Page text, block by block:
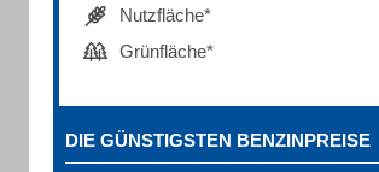
Nutzfläche*
Grünfläche*
DIE GÜNSTIGSTEN BENZINPREISE